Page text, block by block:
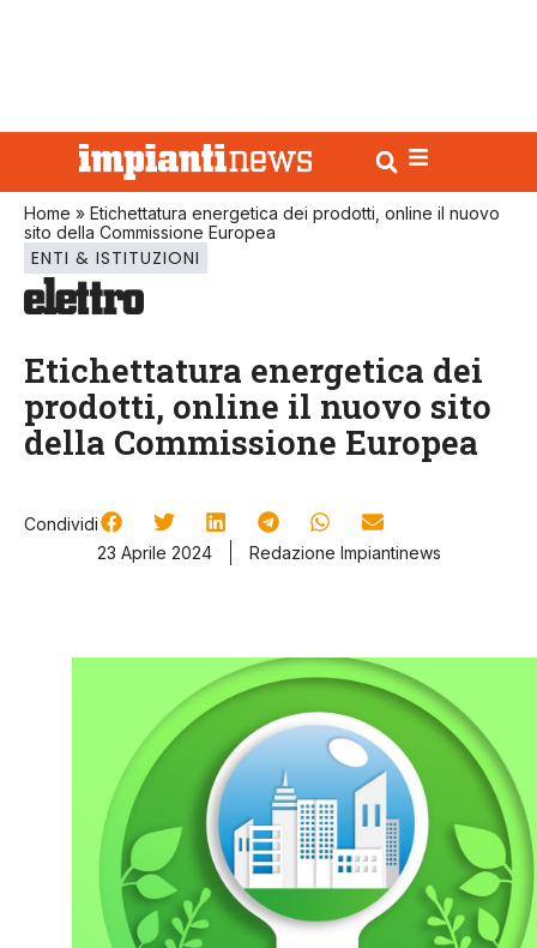
Home » Etichettatura energetica dei prodotti, online il nuovo
sito della Commissione Europea
ENTI & ISTITUZIONI
Etichettatura energetica dei
prodotti, online il nuovo sito
della Commissione Europea
Condividi
23 Aprile 2024
Redazione Impiantinews